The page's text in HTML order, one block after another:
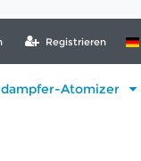
Registrieren
Atomizer